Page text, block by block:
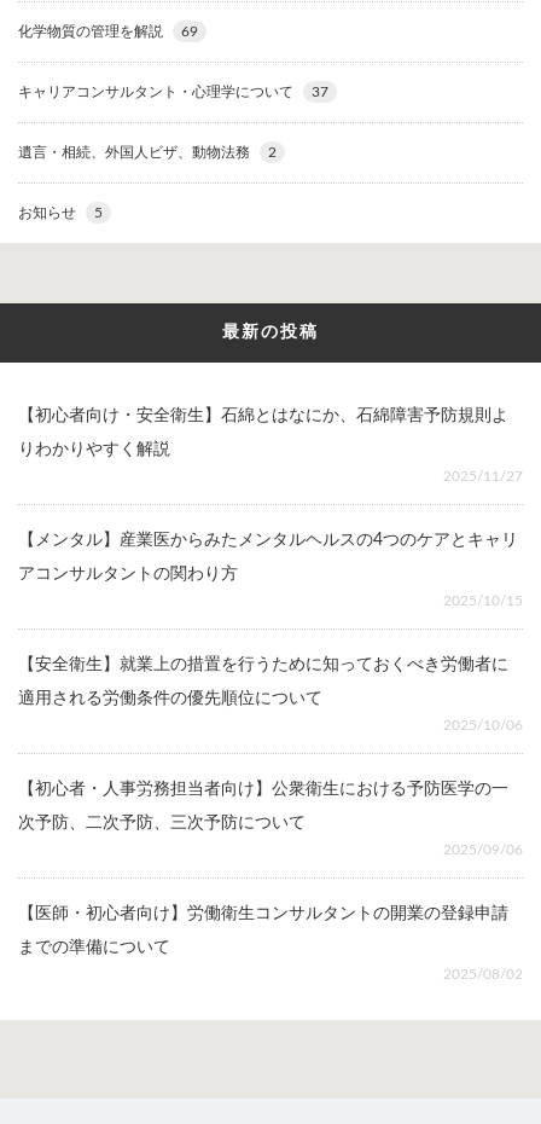
化学物質の管理を解説 69
キャリアコンサルタント・心理学について 37
遺言・相続、外国人ビザ、動物法務 2
お知らせ 5
最新の投稿
【初心者向け・安全衛生】石綿とはなにか、石綿障害予防規則よ
りわかりやすく解説
2025/11/27
【メンタル】産業医からみたメンタルヘルスの4つのケアとキャリ
アコンサルタントの関わり方
2025/10/15
【安全衛生】就業上の措置を行うために知っておくべき労働者に
適用される労働条件の優先順位について
2025/10/06
【初心者・人事労務担当者向け】公衆衛生における予防医学の一
次予防、二次予防、三次予防について
2025/09/06
【医師・初心者向け】労働衛生コンサルタントの開業の登録申請
までの準備について
2025/08/02